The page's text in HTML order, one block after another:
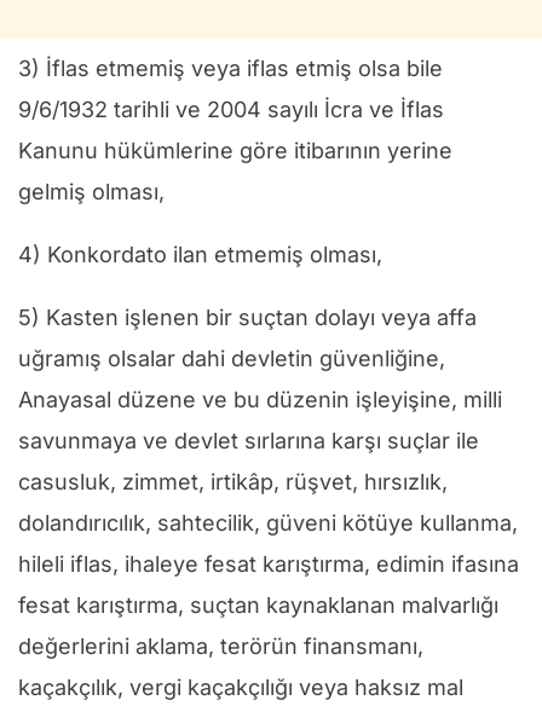
3) İflas etmemiş veya iflas etmiş olsa bile
9/6/1932 tarihli ve 2004 sayılı İcra ve İflas
Kanunu hükümlerine göre itibarının yerine
gelmiş olması,
4) Konkordato ilan etmemiş olması,
5) Kasten işlenen bir suçtan dolayı veya affa
uğramış olsalar dahi devletin güvenliğine,
Anayasal düzene ve bu düzenin işleyişine, milli
savunmaya ve devlet sırlarına karşı suçlar ile
casusluk, zimmet, irtikâp, rüşvet, hırsızlık,
dolandırıcılık, sahtecilik, güveni kötüye kullanma,
hileli iflas, ihaleye fesat karıştırma, edimin ifasına
fesat karıştırma, suçtan kaynaklanan malvarlığı
değerlerini aklama, terörün finansmanı,
kaçakçılık, vergi kaçakçılığı veya haksız mal